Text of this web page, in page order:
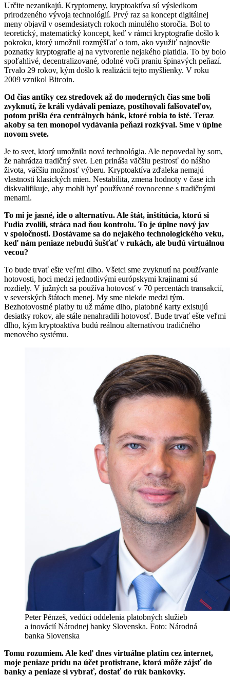
Určite nezanikajú. Kryptomeny, kryptoaktíva sú výsledkom
prirodzeného vývoja technológií. Prvý raz sa koncept digitálnej
meny objavil v osemdesiatych rokoch minulého storočia. Bol to
teoretický, matematický koncept, keď v rámci kryptografie došlo k
pokroku, ktorý umožnil rozmýšľať o tom, ako využiť najnovšie
poznatky kryptografie aj na vytvorenie nejakého platidla. To by bolo
spoľahlivé, decentralizované, odolné voči praniu špinavých peňazí.
Trvalo 29 rokov, kým došlo k realizácii tejto myšlienky. V roku
2009 vznikol Bitcoin.
Od čias antiky cez stredovek až do moderných čias sme boli
zvyknutí, že králi vydávali peniaze, postihovali falšovateľov,
potom prišla éra centrálnych bánk, ktoré robia to isté. Teraz
akoby sa ten monopol vydávania peňazí rozkýval. Sme v úplne
novom svete.
Je to svet, ktorý umožnila nová technológia. Ale nepovedal by som,
že nahrádza tradičný svet. Len prináša väčšiu pestrosť do nášho
života, väčšiu možnosť výberu. Kryptoaktíva zďaleka nemajú
vlastnosti klasických mien. Nestabilita, zmena hodnoty v čase ich
diskvalifikuje, aby mohli byť používané rovnocenne s tradičnými
menami.
To mi je jasné, ide o alternatívu. Ale štát, inštitúcia, ktorú si
ľudia zvolili, stráca nad ňou kontrolu. To je úplne nový jav
v spoločnosti. Dostávame sa do nejakého technologického veku,
keď nám peniaze nebudú šušťať v rukách, ale budú virtuálnou
vecou?
To bude trvať ešte veľmi dlho. Všetci sme zvyknutí na používanie
hotovosti, hoci medzi jednotlivými európskymi krajinami sú
rozdiely. V južných sa používa hotovosť v 70 percentách transakcií,
v severských štátoch menej. My sme niekde medzi tým.
Bezhotovostné platby tu už máme dlho, platobné karty existujú
desiatky rokov, ale stále nenahradili hotovosť. Bude trvať ešte veľmi
dlho, kým kryptoaktíva budú reálnou alternatívou tradičného
menového systému.
Peter Pénzeš, vedúci oddelenia platobných služieb
a inovácií Národnej banky Slovenska. Foto: Národná
banka Slovenska
Tomu rozumiem. Ale keď dnes virtuálne platím cez internet,
moje peniaze prídu na účet protistrane, ktorá môže zájsť do
banky a peniaze si vybrať, dostať do rúk bankovky.